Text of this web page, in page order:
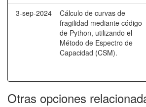
3-sep-2024
Cálculo de curvas de
fragilidad mediante código
de Python, utilizando el
Método de Espectro de
Capacidad (CSM).
Otras opciones